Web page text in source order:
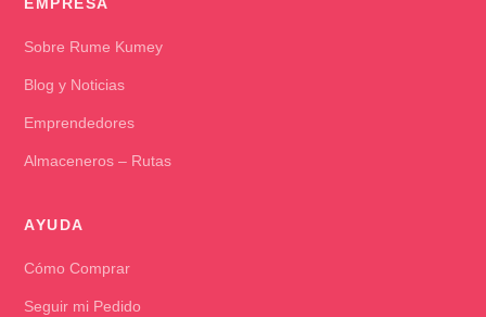
EMPRESA
Sobre Rume Kumey
Blog y Noticias
Emprendedores
Almaceneros – Rutas
AYUDA
Cómo Comprar
Seguir mi Pedido